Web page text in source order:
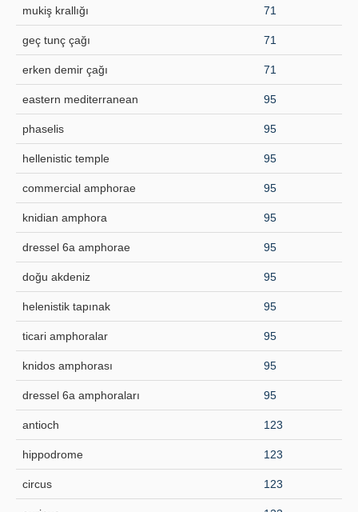
mukiş krallığı 71
geç tunç çağı 71
erken demir çağı 71
eastern mediterranean 95
phaselis 95
hellenistic temple 95
commercial amphorae 95
knidian amphora 95
dressel 6a amphorae 95
doğu akdeniz 95
helenistik tapınak 95
ticari amphoralar 95
knidos amphorası 95
dressel 6a amphoraları 95
antioch 123
hippodrome 123
circus 123